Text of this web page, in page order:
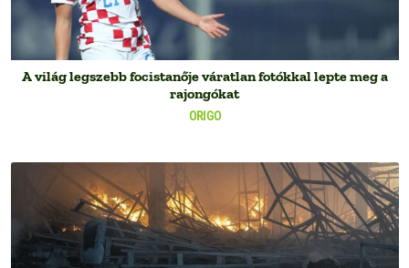
ORIGO
A világ legszebb focistanője váratlan fotókkal lepte meg a
rajongókat